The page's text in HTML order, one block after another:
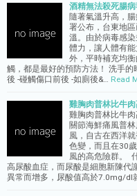
酒精無法殺死腸
隨著氣溫升高，
署公布，台東地
溫。由於病毒感
體力，讓人體有
外，平時補充均
觸，都是最好的預防方法！ 洗手的
後 -碰觸傷口前後 -如廁後&…
Read
雞胸肉普林比牛
雞胸肉普林比牛
關節海鮮痛風普
風，自古在西洋
色變，而且在30
風的高危險群。
高尿酸血症，而尿酸是細胞新陳代
異常而增多，尿酸值高於7.0mg/dl